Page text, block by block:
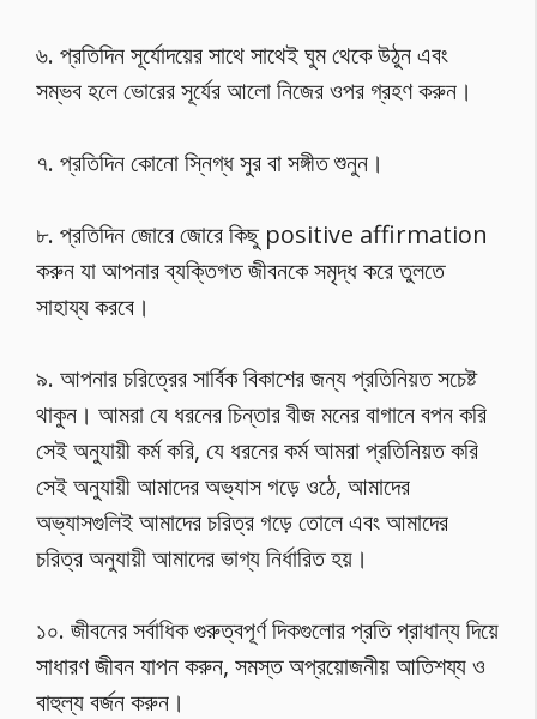
৬. প্রতিদিন সূর্যোদয়ের সাথে সাথেই ঘুম থেকে উঠুন এবং
সম্ভব হলে ভোরের সূর্যের আলো নিজের ওপর গ্রহণ করুন।
৭. প্রতিদিন কোনো স্নিগ্ধ সুর বা সঙ্গীত শুনুন।
৮. প্রতিদিন জোরে জোরে কিছু positive affirmation
করুন যা আপনার ব্যক্তিগত জীবনকে সমৃদ্ধ করে তুলতে
সাহায্য করবে।
৯. আপনার চরিত্রের সার্বিক বিকাশের জন্য প্রতিনিয়ত সচেষ্ট
থাকুন। আমরা যে ধরনের চিন্তার বীজ মনের বাগানে বপন করি
সেই অনুযায়ী কর্ম করি, যে ধরনের কর্ম আমরা প্রতিনিয়ত করি
সেই অনুযায়ী আমাদের অভ্যাস গড়ে ওঠে, আমাদের
অভ্যাসগুলিই আমাদের চরিত্র গড়ে তোলে এবং আমাদের
চরিত্র অনুযায়ী আমাদের ভাগ্য নির্ধারিত হয়।
১০. জীবনের সর্বাধিক গুরুত্বপূর্ণ দিকগুলোর প্রতি প্রাধান্য দিয়ে
সাধারণ জীবন যাপন করুন, সমস্ত অপ্রয়োজনীয় আতিশয্য ও
বাহুল্য বর্জন করুন।